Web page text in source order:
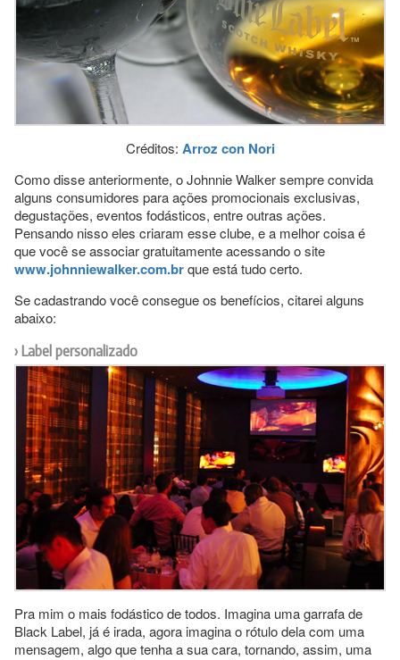
Créditos: Arroz con Nori
Como disse anteriormente, o Johnnie Walker sempre convida
alguns consumidores para ações promocionais exclusivas,
degustações, eventos fodásticos, entre outras ações.
Pensando nisso eles criaram esse clube, e a melhor coisa é
que você se associar gratuitamente acessando o site
www.johnniewalker.com.brque está tudo certo.
Se cadastrando você consegue os benefícios, citarei alguns
abaixo:
Label personalizado
Pra mim o mais fodástico de todos. Imagina uma garrafa de
Black Label, já é irada, agora imagina o rótulo dela com uma
mensagem, algo que tenha a sua cara, tornando, assim, uma